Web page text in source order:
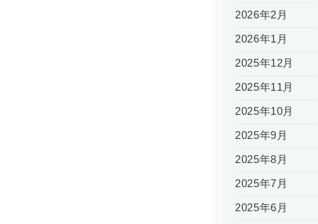
2026年2月
2026年1月
2025年12月
2025年11月
2025年10月
2025年9月
2025年8月
2025年7月
2025年6月